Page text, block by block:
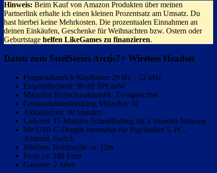
Hinweis: Beim Kauf von Amazon Produkten über meinen
Partnerlink erhalte ich einen kleinen Prozentsatz am Umsatz. Du
hast hierbei keine Mehrkosten. Die prozentualen Einnahmen an
deinen Einkäufen, Geschenke für Weihnachten bzw. Ostern oder
Geburtstage helfen LikeGames zu finanzieren.
Daten zum SteelSeries Arctis7+ Wireless Headset
Frequenzbereich Kopfhörer: 20 Hz – 22 kHz
Empfindlichkeit: 98 dB SPL/mW
Mikrofon Richtcharakteristik: Zweigerichtet
Geräuschunterdrückung Mikrofon: Ja
Akkulaufzeit: 30 Stunden
Ladezeit: 15 Minuten Schnellladung für 3 Stunden Nutzung
Mit USB-C-Dongle einsetzbar für PlayStation 5, PC,
Android, Switch
Wireless, Reichweite ca. 12m
Preis: ca. 180 Euro
Garantie: 2 Jahre